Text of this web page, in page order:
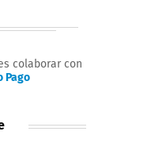
colaborar con
Pago